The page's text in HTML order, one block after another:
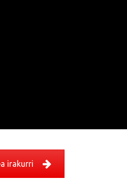
irakurri